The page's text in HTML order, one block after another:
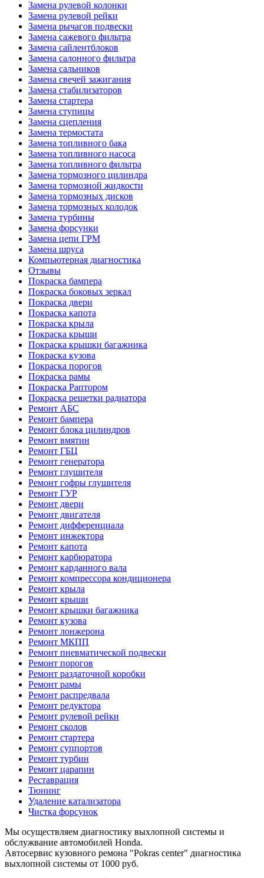
Замена рулевой колонки
Замена рулевой рейки
Замена рычагов подвески
Замена сажевого фильтра
Замена сайлентблоков
Замена салонного фильтра
Замена сальников
Замена свечей зажигания
Замена стабилизаторов
Замена стартера
Замена ступицы
Замена сцепления
Замена термостата
Замена топливного бака
Замена топливного насоса
Замена топливного фильтра
Замена тормозного цилиндра
Замена тормозной жидкости
Замена тормозных дисков
Замена тормозных колодок
Замена турбины
Замена форсунки
Замена цепи ГРМ
Замена шруса
Компьютерная диагностика
Отзывы
Покраска бампера
Покраска боковых зеркал
Покраска двери
Покраска капота
Покраска крыла
Покраска крыши
Покраска крышки багажника
Покраска кузова
Покраска порогов
Покраска рамы
Покраска Раптором
Покраска решетки радиатора
Ремонт АБС
Ремонт бампера
Ремонт блока цилиндров
Ремонт вмятин
Ремонт ГБЦ
Ремонт генератора
Ремонт глушителя
Ремонт гофры глушителя
Ремонт ГУР
Ремонт двери
Ремонт двигателя
Ремонт дифференциала
Ремонт инжектора
Ремонт капота
Ремонт карбюратора
Ремонт карданного вала
Ремонт компрессора кондиционера
Ремонт крыла
Ремонт крыши
Ремонт крышки багажника
Ремонт кузова
Ремонт лонжерона
Ремонт МКПП
Ремонт пневматической подвески
Ремонт порогов
Ремонт раздаточной коробки
Ремонт рамы
Ремонт распредвала
Ремонт редуктора
Ремонт рулевой рейки
Ремонт сколов
Ремонт стартера
Ремонт суппортов
Ремонт турбин
Ремонт царапин
Реставрация
Тюнинг
Удаление катализатора
Чистка форсунок
Мы осуществляем диагностику выхлопной системы и
обслужвание автомобилей Honda.
Автосервис кузовного ремона "Pokras center" диагностика
выхлопной системы от 1000 руб.